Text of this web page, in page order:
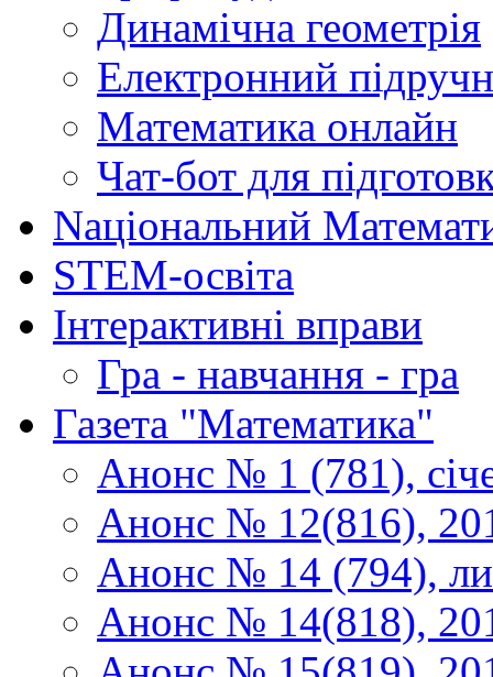
Динамічна геометрія
Електронний
Математика онлайн
Чат-бот для
Naціональний
STEM-освіта
Інтерактивні вправи
Гра - навчання - гра
Газета "Математика"
Анонс № 1 (781),
Анонс № 12(816),
Анонс № 14 (794),
Анонс № 14(818),